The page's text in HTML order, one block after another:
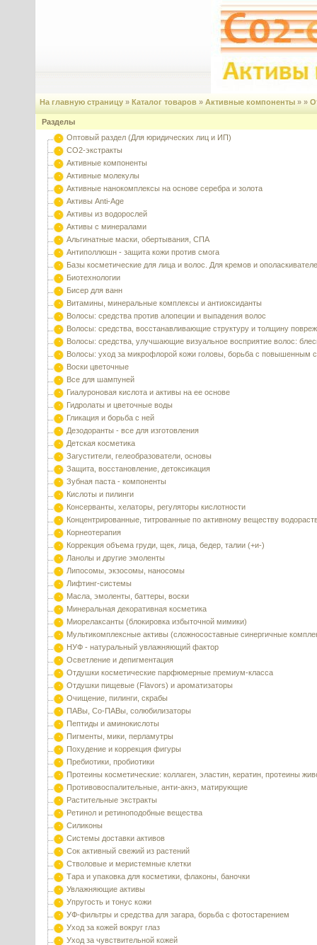
На главную страницу » Каталог товаров » Активные компоненты » »
Разделы
Оптовый раздел (Для юридических лиц и ИП)
CO2-экстракты
Активные компоненты
Активные молекулы
Активные нанокомплексы на основе серебра и золота
Активы Anti-Age
Активы из водорослей
Активы с минералами
Альгинатные маски, обертывания, СПА
Антиполлюшн - защита кожи против смога
Базы косметические для лица и волос. Для кремов и
Биотехнологии
Бисер для ванн
Витамины, минеральные комплексы и антиоксиданты
Волосы: средства против алопеции и выпадения волос
Волосы: средства, восстанавливающие структуру и толщину
Волосы: средства, улучшающие визуальное восприятие волос:
Волосы: уход за микрофлорой кожи головы, борьба с повышенным
Воски цветочные
Все для шампуней
Гиалуроновая кислота и активы на ее основе
Гидролаты и цветочные воды
Гликация и борьба с ней
Дезодоранты - все для изготовления
Детская косметика
Загустители, гелеобразователи, основы
Защита, восстановление, детоксикация
Зубная паста - компоненты
Кислоты и пилинги
Консерванты, хелаторы, регуляторы кислотности
Концентрированные, титрованные по активному веществу
Корнеотерапия
Коррекция объема груди, щек, лица, бедер, талии (+и-)
Ланолы и другие эмоленты
Липосомы, экзосомы, наносомы
Лифтинг-системы
Масла, эмоленты, баттеры, воски
Минеральная декоративная косметика
Миорелаксанты (блокировка избыточной мимики)
Мультикомплексные активы (сложносоставные синергичные
НУФ - натуральный увлажняющий фактор
Осветление и депигментация
Отдушки косметические парфюмерные премиум-класса
Отдушки пищевые (Flavors) и ароматизаторы
Очищение, пилинги, скрабы
ПАВы, Со-ПАВы, солюбилизаторы
Пептиды и аминокислоты
Пигменты, мики, перламутры
Похудение и коррекция фигуры
Пребиотики, пробиотики
Протеины косметические: коллаген, эластин, кератин, протеины
Противовоспалительные, анти-акнэ, матирующие
Растительные экстракты
Ретинол и ретиноподобные вещества
Силиконы
Системы доставки активов
Сок активный свежий из растений
Стволовые и меристемные клетки
Тара и упаковка для косметики, флаконы, баночки
Увлажняющие активы
Упругость и тонус кожи
УФ-фильтры и средства для загара, борьба с фотостарением
Уход за кожей вокруг глаз
Уход за чувствительной кожей